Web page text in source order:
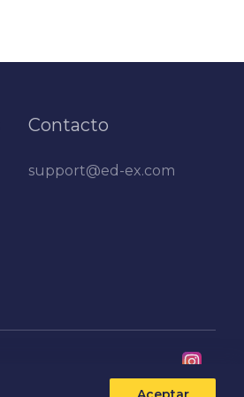
Contacto
support@ed-ex.com